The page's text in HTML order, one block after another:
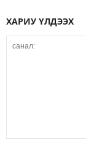
ХАРИУ ҮЛДЭЭХ